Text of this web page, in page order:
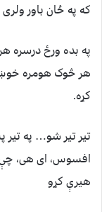
كه په ځان باور ولرى
په بده ورځ درسره
هر څوک هومره خوښ
کړه.
تیر تیر شو… په
افسوس، ای هى،
هیرې کړو